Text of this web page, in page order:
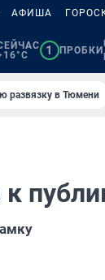
АФИША
1 ПРОБКИ
развязку в Тюмени